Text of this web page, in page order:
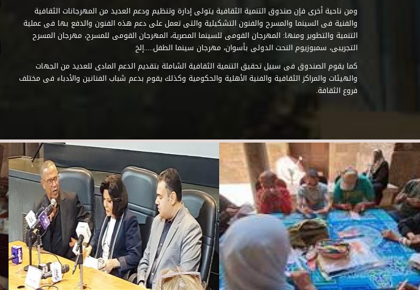
ومن ناحية أخرى فإن صندوق التنمية الثقافية يتولى إدارة وتنظيم ودعم العديد من المهرجانات الثقافية
والفنية فى السينما والمسرح والفنون التشكيلية والتى تعمل على دعم هذه الفنون والدفع بها فى عملية
التنمية والتطوير ومنها: المهرجان القومى للسينما المصرية، المهرجان القومى للمسرح، مهرجان المسرح
التجريبى، سمبوزيوم النحت الدولى بأسوان، مهرجان سينما الطفل.....إلخ
كما يقوم الصندوق فى سبيل تحقيق التنمية الثقافية الشاملة بتقديم الدعم المادى للعديد من الجهات
والهيئات والمراكز الثقافية والفنية الأهلية والحكومية وكذلك يقوم بدعم شباب الفنانين والأدباء فى مختلف
فروع الثقافة.